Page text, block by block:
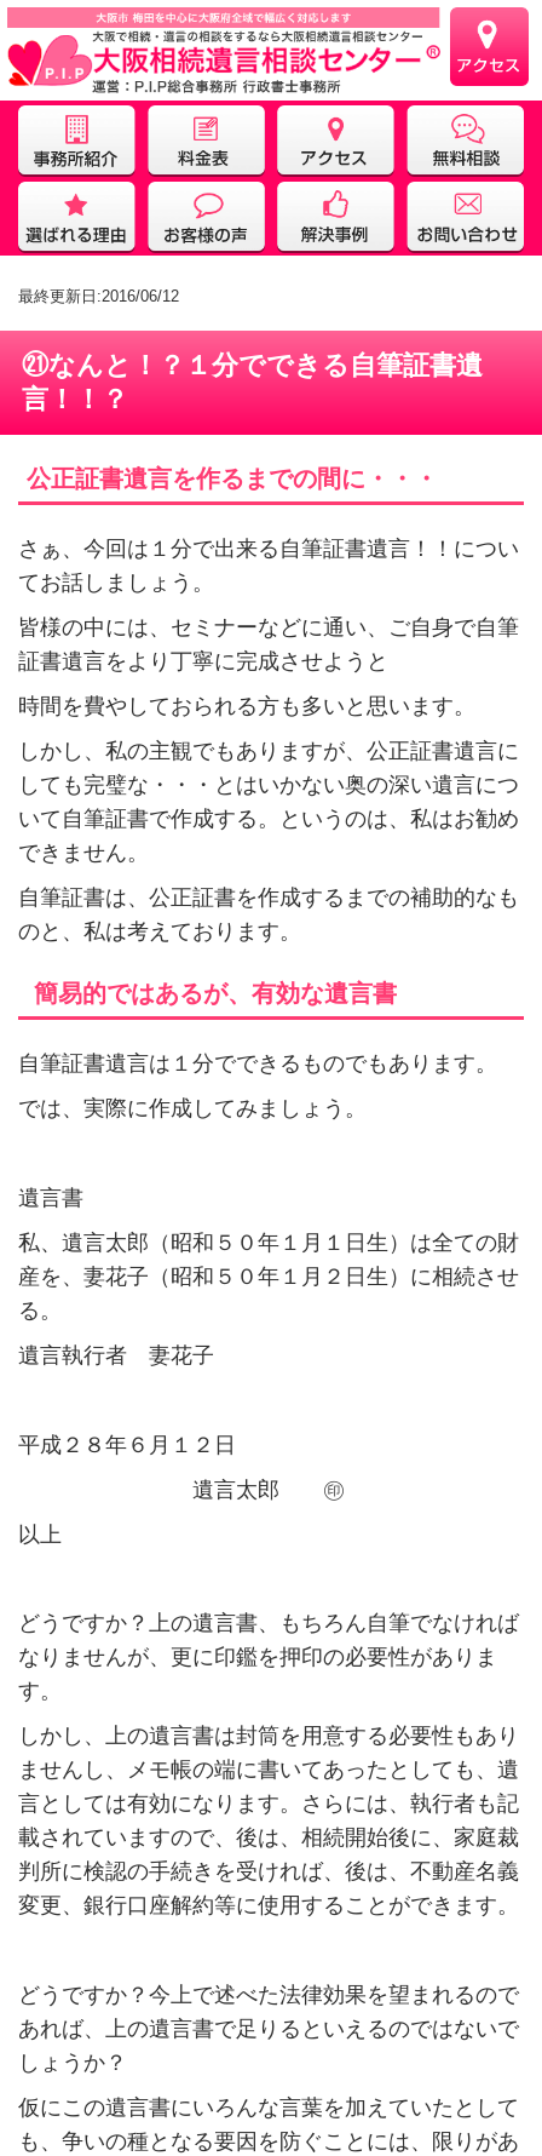
最終更新日:2016/06/12
㉑なんと！？１分でできる自筆証書遺
言！！？
公正証書遺言を作るまでの間に・・・
さぁ、今回は１分で出来る自筆証書遺言！！につい
てお話しましょう。
皆様の中には、セミナーなどに通い、ご自身で自筆
証書遺言をより丁寧に完成させようと
時間を費やしておられる方も多いと思います。
しかし、私の主観でもありますが、公正証書遺言に
しても完璧な・・・とはいかない奥の深い遺言につ
いて自筆証書で作成する。というのは、私はお勧め
できません。
自筆証書は、公正証書を作成するまでの補助的なも
のと、私は考えております。
簡易的ではあるが、有効な遺言書
自筆証書遺言は１分でできるものでもあります。
では、実際に作成してみましょう。
遺言書
私、遺言太郎（昭和５０年１月１日生）は全ての財
産を、妻花子（昭和５０年１月２日生）に相続させ
る。
遺言執行者 妻花子
平成２８年６月１２日
遺言太郎 ㊞
以上
どうですか？上の遺言書、もちろん自筆でなければ
なりませんが、更に印鑑を押印の必要性がありま
す。
しかし、上の遺言書は封筒を用意する必要性もあり
ませんし、メモ帳の端に書いてあったとしても、遺
言としては有効になります。さらには、執行者も記
載されていますので、後は、相続開始後に、家庭裁
判所に検認の手続きを受ければ、後は、不動産名義
変更、銀行口座解約等に使用することができます。
どうですか？今上で述べた法律効果を望まれるので
あれば、上の遺言書で足りるといえるのではないで
しょうか？
仮にこの遺言書にいろんな言葉を加えていたとして
も、争いの種となる要因を防ぐことには、限りがあ